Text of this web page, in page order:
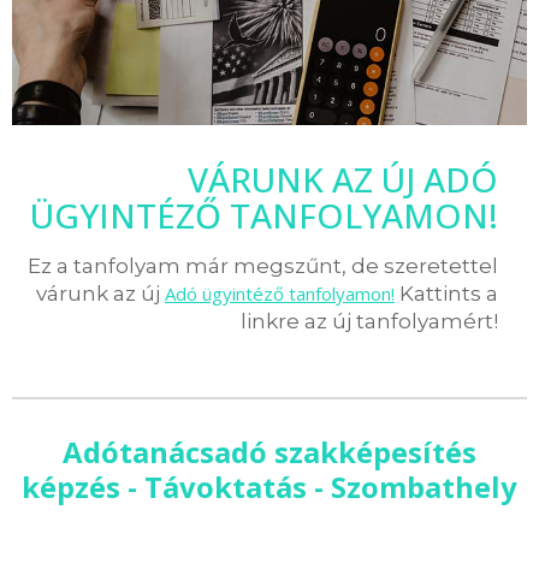
VÁRUNK AZ ÚJ ADÓ
ÜGYINTÉZŐ TANFOLYAMON!
Ez a tanfolyam már megszűnt, de szeretettel
várunk az új Adó ügyintéző tanfolyamon! Kattints a
linkre az új tanfolyamért!
Adótanácsadó szakképesítés
képzés - Távoktatás - Szombathely